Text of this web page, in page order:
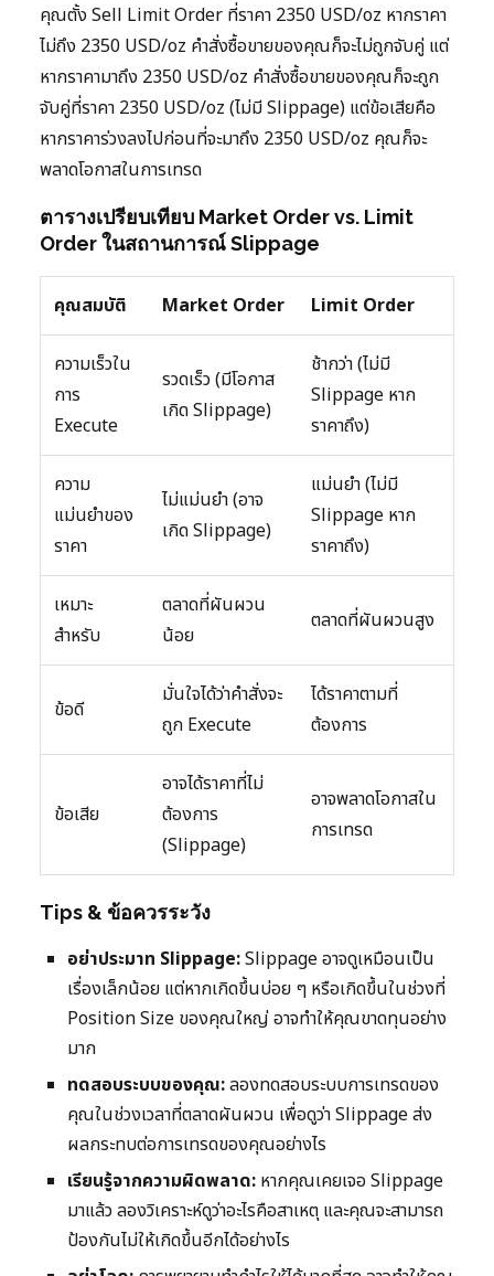
คุณตั้ง Sell Limit Order ที่ราคา 2350 USD/oz หากราคา
ไม่ถึง 2350 USD/oz คำสั่งซื้อขายของคุณก็จะไม่ถูกจับคู่ แต่
หากราคามาถึง 2350 USD/oz คำสั่งซื้อขายของคุณก็จะถูก
จับคู่ที่ราคา 2350 USD/oz (ไม่มี Slippage) แต่ข้อเสียคือ
หากราคาร่วงลงไปก่อนที่จะมาถึง 2350 USD/oz คุณก็จะ
พลาดโอกาสในการเทรด
ตารางเปรียบเทียบ Market Order vs. Limit
Order ในสถานการณ์ Slippage
คุณสมบัติ Market Order Limit Order
ความเร็วใน
การ
Execute
รวดเร็ว (มีโอกาส
เกิด Slippage)
ช้ากว่า (ไม่มี
Slippage หาก
ราคาถึง)
ความ
แม่นยำของ
ราคา
ไม่แม่นยำ (อาจ
เกิด Slippage)
แม่นยำ (ไม่มี
Slippage หาก
ราคาถึง)
เหมาะ
สำหรับ
ตลาดที่ผันผวน
น้อย
ตลาดที่ผันผวนสูง
ข้อดี
มั่นใจได้ว่าคำสั่งจะ
ถูก Execute
ได้ราคาตามที่
ต้องการ
ข้อเสีย
อาจได้ราคาที่ไม่
ต้องการ
(Slippage)
อาจพลาดโอกาสใน
การเทรด
Tips & ข้อควรระวัง
อย่าประมาท Slippage:Slippage อาจดูเหมือนเป็น
เรื่องเล็กน้อย แต่หากเกิดขึ้นบ่อย ๆ หรือเกิดขึ้นในช่วงที่
Position Size ของคุณใหญ่ อาจทำให้คุณขาดทุนอย่าง
มาก
ทดสอบระบบของคุณ:ลองทดสอบระบบการเทรดของ
คุณในช่วงเวลาที่ตลาดผันผวน เพื่อดูว่า Slippage ส่ง
ผลกระทบต่อการเทรดของคุณอย่างไร
เรียนรู้จากความผิดพลาด: หากคุณเคยเจอ Slippage
มาแล้ว ลองวิเคราะห์ดูว่าอะไรคือสาเหตุ และคุณจะสามารถ
ป้องกันไม่ให้เกิดขึ้นอีกได้อย่างไร